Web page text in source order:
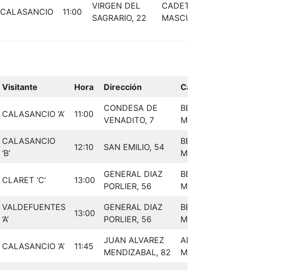
CALASANCIO 11:00
VIRGEN DEL
SAGRARIO, 22
CADETE
MASCULINO
Visitante Hora Dirección Categoría
CALASANCIO ‘A’ 11:00
CONDESA DE
VENADITO, 7
BENJAMIN
MIXTO
CALASANCIO
‘B’
12:10 SAN EMILIO, 54
BENJAMIN
MIXTO
CLARET ‘C’ 13:00
GENERAL DIAZ
PORLIER, 56
BENJAMIN
MIXTO
VALDEFUENTES
‘A’
13:00
GENERAL DIAZ
PORLIER, 56
BENJAMIN
MIXTO
CALASANCIO ‘A’ 11:45
JUAN ALVAREZ
MENDIZABAL, 82
ALEVIN
MIXTO